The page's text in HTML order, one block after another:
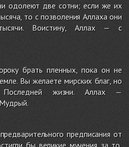
одолеют две сотни; если же их
то с позволения Аллаха они
Воистину, Аллах — с
брать пленных, пока он не
Вы желаете мирских благ, но
жизни. Аллах —
предписания от
бы великие мучения за то,